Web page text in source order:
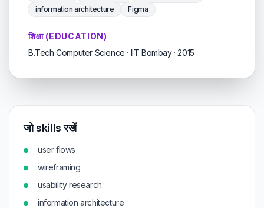
information architecture
Figma
शिक्षा (EDUCATION)
B.Tech Computer Science · IIT Bombay · 2015
जो skills रखें
user flows
wireframing
usability research
information architecture